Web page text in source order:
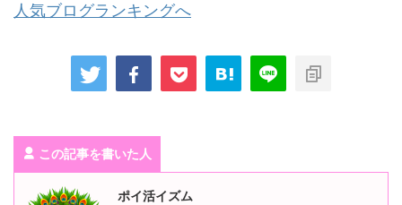
人気ブログランキングへ
この記事を書いた人
ポイ活イズム